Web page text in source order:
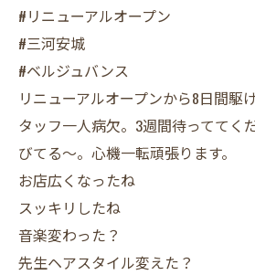
#リニューアルオープン
#三河安城
#ベルジュバンス
リニューアルオープンから8日間駆
タッフ一人病欠。3週間待っててく
びてる〜。心機一転頑張ります。
お店広くなったね
スッキリしたね
音楽変わった？
先生ヘアスタイル変えた？